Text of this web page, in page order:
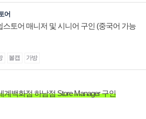
어
토어 매니저 및 시니어 구인 (중국어 가능
볼캡 가방
계백화점 하남점 Store Manager 구인